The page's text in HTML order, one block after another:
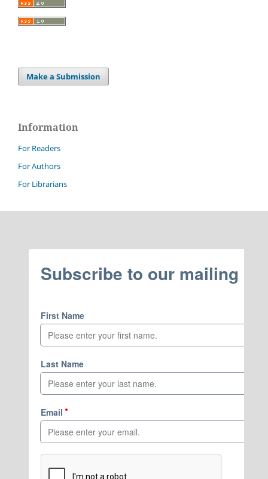
Make a Submission
Information
For Readers
For Authors
For Librarians